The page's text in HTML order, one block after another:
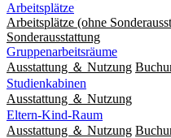
Arbeitsplätze
Arbeitsplätze (ohne
Sonderausstattung
Gruppenarbeitsräume
Ausstattung ＆ Nutzung
Studienkabinen
Ausstattung ＆ Nutzung
Eltern-Kind-Raum
Ausstattung ＆ Nutzung